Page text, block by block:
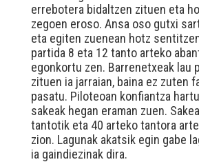
errebotera bidaltzen zituen eta
zegoen eroso. Ansa oso gutxi
eta egiten zuenean hotz
partida 8 eta 12 tanto arteko
egonkortu zen. Barrenetxeak lau
zituen ia jarraian, baina ez zuten
pasatu. Piloteoan konfiantza
sakeak hegan eraman zuen.
tantotik eta 40 arteko tantora
zion. Lagunak akatsik egin gabe
ia gaindiezinak dira.